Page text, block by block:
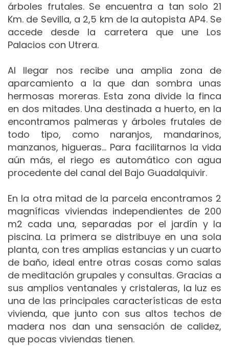
árboles frutales. Se encuentra a tan solo 21
Km. de Sevilla, a 2,5 km de la autopista AP4. Se
accede desde la carretera que une Los
Palacios con Utrera.
Al llegar nos recibe una amplia zona de
aparcamiento a la que dan sombra unas
hermosas moreras. Esta zona divide la finca
en dos mitades. Una destinada a huerto, en la
encontramos palmeras y árboles frutales de
todo tipo, como naranjos, mandarinos,
manzanos, higueras... Para facilitarnos la vida
aún más, el riego es automático con agua
procedente del canal del Bajo Guadalquivir.
En la otra mitad de la parcela encontramos 2
magníficas viviendas independientes de 200
m2 cada una, separadas por el jardín y la
piscina. La primera se distribuye en una sola
planta, con tres amplias estancias y un cuarto
de baño, ideal entre otras cosas como salas
de meditación grupales y consultas. Gracias a
sus amplios ventanales y cristaleras, la luz es
una de las principales características de esta
vivienda, que junto con sus altos techos de
madera nos dan una sensación de calidez,
que pocas viviendas tienen.